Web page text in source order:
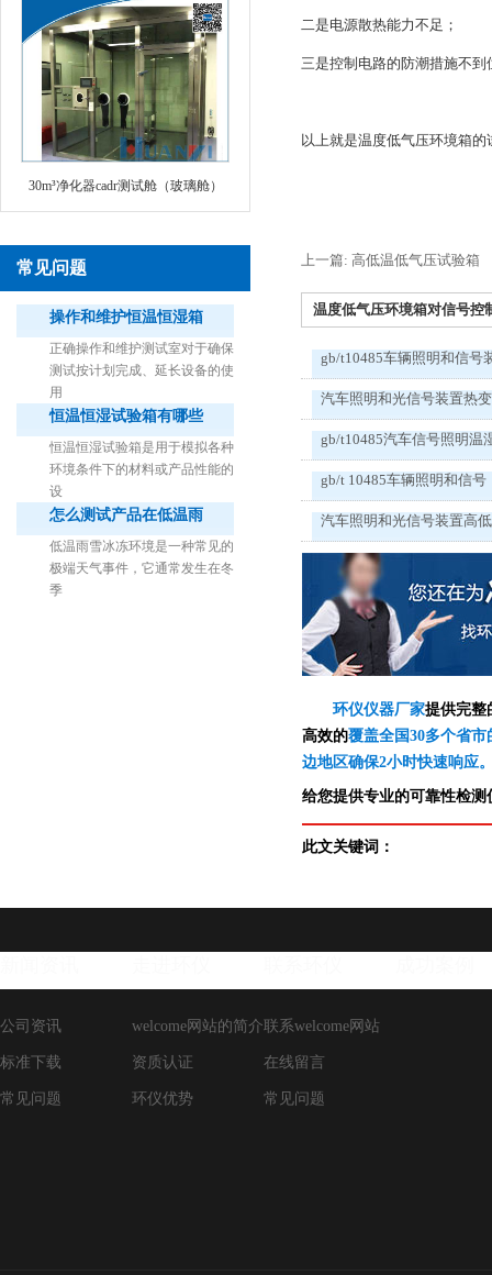
30m³净化器cadr测试舱（玻璃舱）
常见问题
操作和维护恒温恒湿箱
正确操作和维护测试室对于确保
测试按计划完成、延长设备的使
用
恒温恒湿试验箱有哪些
恒温恒湿试验箱是用于模拟各种
环境条件下的材料或产品性能的
设
怎么测试产品在低温雨
低温雨雪冰冻环境是一种常见的
极端天气事件，它通常发生在冬
季
二是电源散热能力不足；
三是控制电路的防潮措施不
以上就是温度低气压环境箱
上一篇: 高低温低气压试验箱
温度低气压环境箱对信号控
gb/t10485车辆照明和信号
汽车照明和光信号装置热
gb/t10485汽车信号照明温
gb/t 10485车辆照明和信号
汽车照明和光信号装置高
环仪仪器厂家提供完整
高效的覆盖全国30多个省
边地区确保2小时快速响应
给您提供专业的可靠性检测
此文关键词：
公司资讯
标准下载
常见问题
welcome网站的简介
资质认证
环仪优势
联系welcome网站
在线留言
常见问题